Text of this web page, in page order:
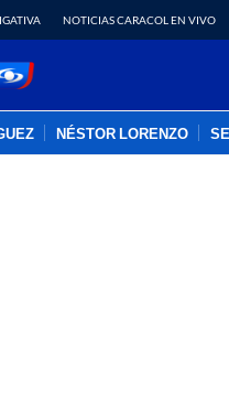
NOTICIAS CARACOL EN VIVO
NÉSTOR LORENZO